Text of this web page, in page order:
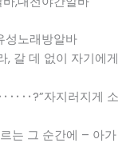
성노래방알바
, 갈 데 없이 자기에게
‥‥‥?”자지러지게 소
는 그 순간에 – 아가